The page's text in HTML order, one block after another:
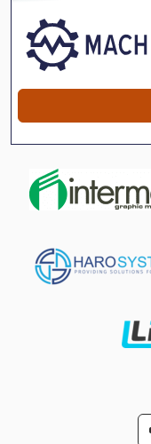
Nagel Tak 18
Ng 200
Nzm 6 200
Rlu 210
Stock
دستگاه خنک کننده آب
ذوزنقه ورق 310 135